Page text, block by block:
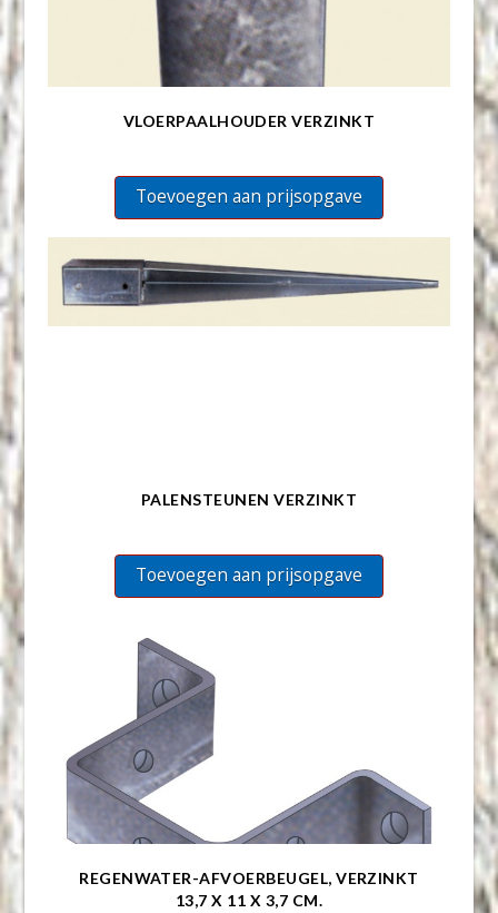
VLOERPAALHOUDER VERZINKT
Toevoegen aan prijsopgave
PALENSTEUNEN VERZINKT
Toevoegen aan prijsopgave
REGENWATER-AFVOERBEUGEL, VERZINKT
13,7 X 11 X 3,7 CM.